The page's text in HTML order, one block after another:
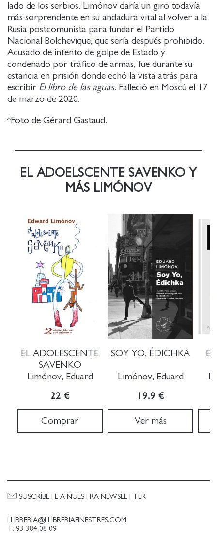
lado de los serbios. Limónov daría un giro todavía
más sorprendente en su andadura vital al volver a la
Rusia postcomunista para fundar el Partido
Nacional Bolchevique, que sería después prohibido.
Acusado de intento de golpe de Estado y
condenado por tráfico de armas, fue durante su
estancia en prisión donde echó la vista atrás para
escribir El libro de las aguas. Falleció en Moscú el 17
de marzo de 2020.
*Foto de Gérard Gastaud.
EL ADOELSCENTE SAVENKO Y
MÁS LIMÓNOV
EL ADOLESCENTE
SAVENKO
Limónov, Eduard
22 €
Comprar
SOY YO, ÉDICHKA
Limónov, Eduard
19.9 €
Ver más
LLIBRERIA@LLIBRERIAFINESTRES.COM
T. 93 384 08 09
SUSCRÍBETE A NUESTRA NEWSLETTER